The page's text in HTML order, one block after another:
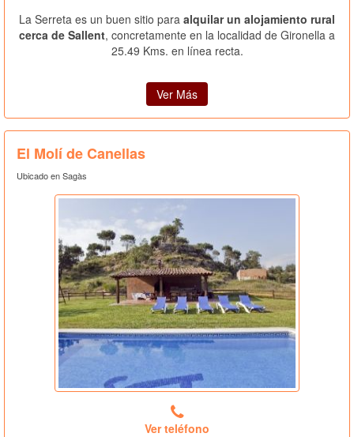
La Serreta es un buen sitio para alquilar un alojamiento rural
cerca de Sallent, concretamente en la localidad de Gironella a
25.49 Kms. en línea recta.
Ver Más
El Molí de Canellas
Ubicado en Sagàs
Ver teléfono